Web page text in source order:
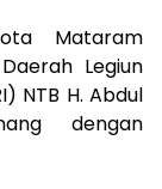
Mataram
Legiun
NTB H. Abdul
dengan